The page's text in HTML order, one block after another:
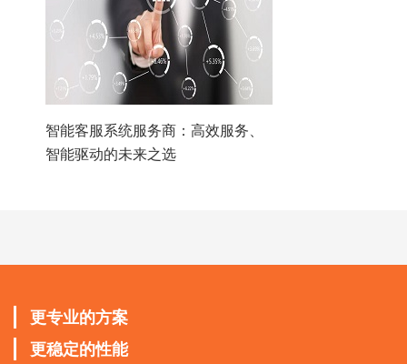
智能客服系统服务商：高效服务、
智能驱动的未来之选
更专业的方案
更稳定的性能